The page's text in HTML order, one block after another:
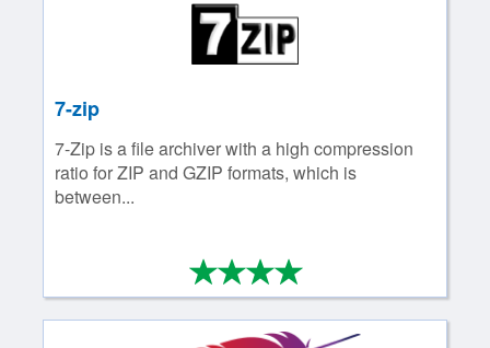
7-zip
7-Zip is a file archiver with a high compression
ratio for ZIP and GZIP formats, which is
between...
****
4/4